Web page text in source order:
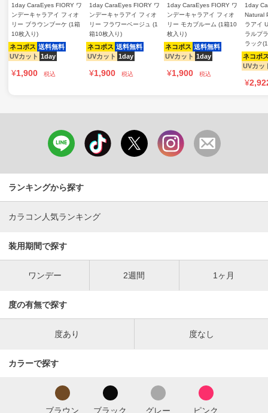
1day CaraEyes FIORY ワ
ンデーキャラアイ フィオ
リー ブラウンブーケ (1箱
10枚入り)
ネコポス 送料無料
UVカット 1day
¥1,900 税込
1day CaraEyes FIORY ワ
ンデーキャラアイ フィオ
リー フラワーベージュ (1
箱10枚入り)
ネコポス 送料無料
UVカット 1day
¥1,900 税込
1day CaraEyes FIORY ワ
ンデーキャラアイ フィオ
リー モカブルーム (1箱10
枚入り)
ネコポス 送料無料
UVカット 1day
¥1,900 税込
1day
Natural
ラアイ
ラルプ
ラック
ネコポ
UVカッ
¥
ランキングから探す
カラコン人気ランキング
装用期間で探す
ワンデー 2週間 1ヶ月
度の有無で探す
度あり 度なし
カラーで探す
ブラウン ブラック グレー ピンク